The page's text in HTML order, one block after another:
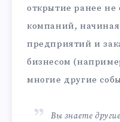
открытие ранее не
компаний,
предприятий и
бизнесом
многие другие
Вы знаете